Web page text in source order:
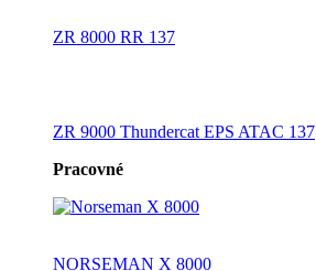
ZR 8000 RR 137
ZR 9000 Thundercat EPS ATAC 137
Pracovné
NORSEMAN X 8000